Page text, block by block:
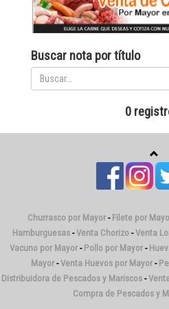
Buscar nota por título
0
Churrasco por Mayor- Filete por
Hamburguesas -Venta Chorizo -Venta
Vacuno por Mayor - Pollo por Mayor -
Mayor-Venta Huevos por Mayor-
Distribuidora de Pescados y Mariscos-
Compra de Pescados y